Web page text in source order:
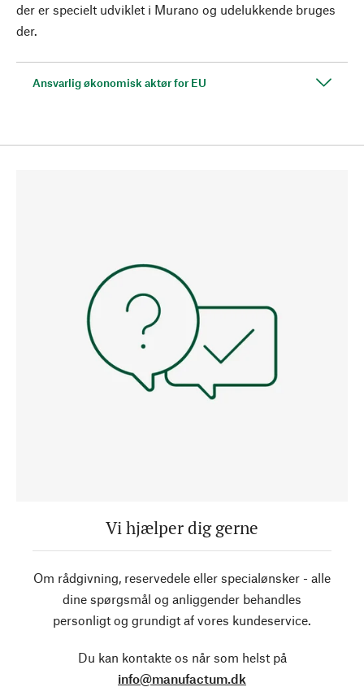
der er specielt udviklet i Murano og udelukkende bruges
der.
Ansvarlig økonomisk aktør for EU
Vi hjælper dig gerne
Om rådgivning, reservedele eller specialønsker - alle
dine spørgsmål og anliggender behandles
personligt og grundigt af vores kundeservice.
Du kan kontakte os når som helst på
info@manufactum.dk